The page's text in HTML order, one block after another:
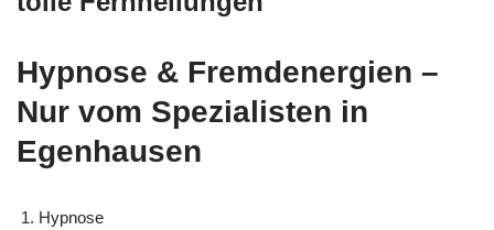
Hypnose & Fremdenergien –
Nur vom Spezialisten in
Egenhausen
Hypnose